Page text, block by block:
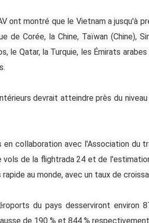
ont montré que le Vietnam a jusqu'à
de Corée, la Chine, Taïwan (Chine),
le Qatar, la Turquie, les Émirats
devrait atteindre près du
en collaboration avec l'Association du
de la flightrada 24 et de
au monde, avec un taux de
du pays desserviront environ
de 190 % et 844 %